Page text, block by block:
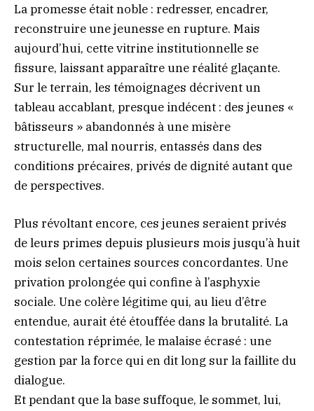
La promesse était noble : redresser, encadrer,
reconstruire une jeunesse en rupture. Mais
aujourd’hui, cette vitrine institutionnelle se
fissure, laissant apparaître une réalité glaçante.
Sur le terrain, les témoignages décrivent un
tableau accablant, presque indécent : des jeunes «
bâtisseurs » abandonnés à une misère
structurelle, mal nourris, entassés dans des
conditions précaires, privés de dignité autant que
de perspectives.
Plus révoltant encore, ces jeunes seraient privés
de leurs primes depuis plusieurs mois jusqu’à huit
mois selon certaines sources concordantes. Une
privation prolongée qui confine à l’asphyxie
sociale. Une colère légitime qui, au lieu d’être
entendue, aurait été étouffée dans la brutalité. La
contestation réprimée, le malaise écrasé : une
gestion par la force qui en dit long sur la faillite du
dialogue.
Et pendant que la base suffoque, le sommet, lui,